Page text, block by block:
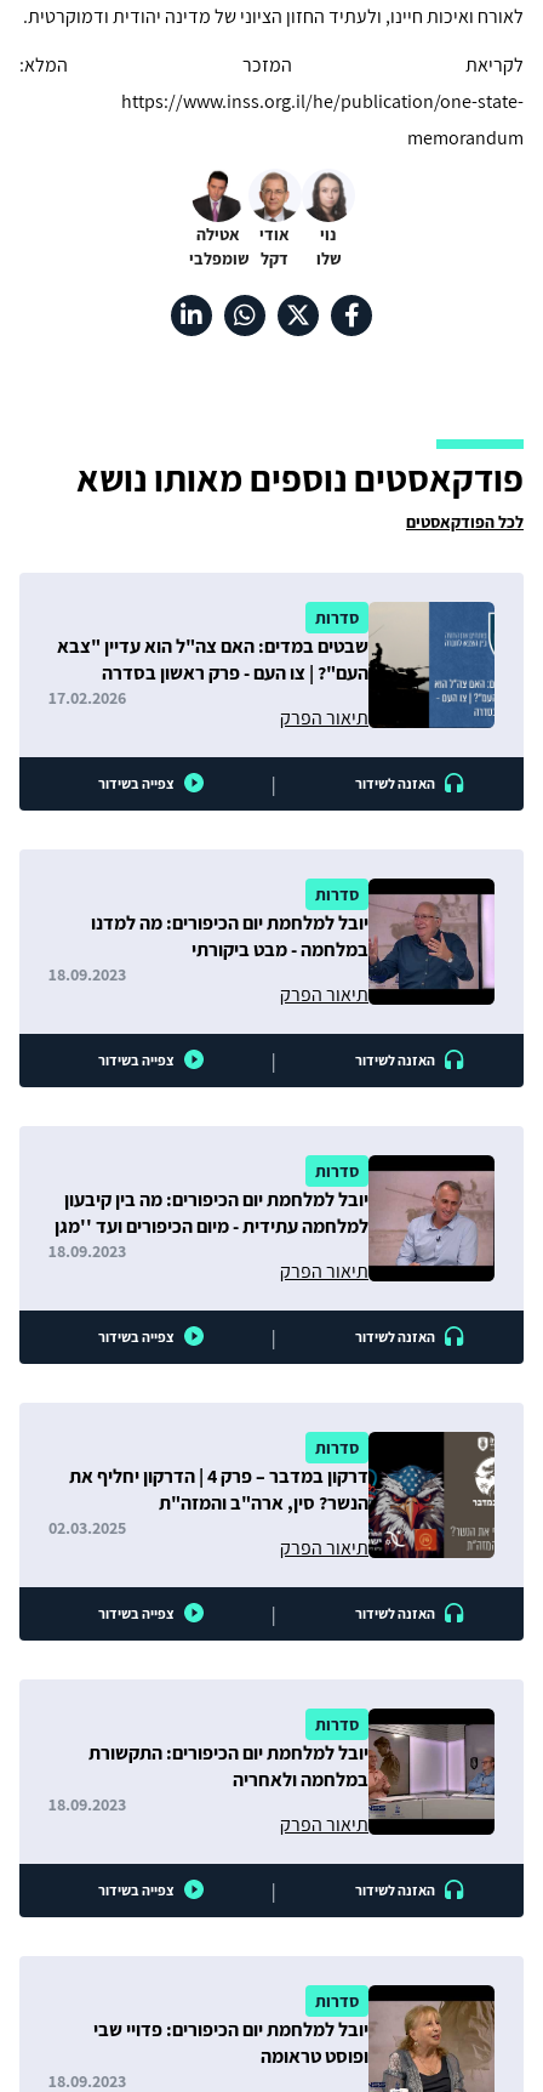
לאורח ואיכות חיינו, ולעתיד החזון הציוני של מדינה יהודית ודמוקרטית.
לקריאת המזכר המלא:
https://www.inss.org.il/he/publication/one-state-
memorandum
נוי
שלו
אודי
דקל
אטילה
שומפלבי
פודקאסטים נוספים מאותו נושא
לכל הפודקאסטים
סדרות
שבטים במדים: האם צה"ל הוא עדיין "צבא
העם"? | צו העם - פרק ראשון בסדרה
תיאור הפרק
17.02.2026
האזנה לשידור | צפייה בשידור
סדרות
יובל למלחמת יום הכיפורים: מה למדנו
במלחמה - מבט ביקורתי
תיאור הפרק
18.09.2023
האזנה לשידור | צפייה בשידור
סדרות
יובל למלחמת יום הכיפורים: מה בין קיבעון
למלחמה עתידית - מיום הכיפורים ועד ''מגן
תיאור הפרק
18.09.2023
האזנה לשידור | צפייה בשידור
סדרות
דרקון במדבר – פרק 4 | הדרקון יחליף את
הנשר? סין, ארה"ב והמזה"ת
תיאור הפרק
02.03.2025
האזנה לשידור | צפייה בשידור
סדרות
יובל למלחמת יום הכיפורים: התקשורת
במלחמה ולאחריה
תיאור הפרק
18.09.2023
האזנה לשידור | צפייה בשידור
סדרות
יובל למלחמת יום הכיפורים: פדויי שבי
ופוסט טראומה
18.09.2023